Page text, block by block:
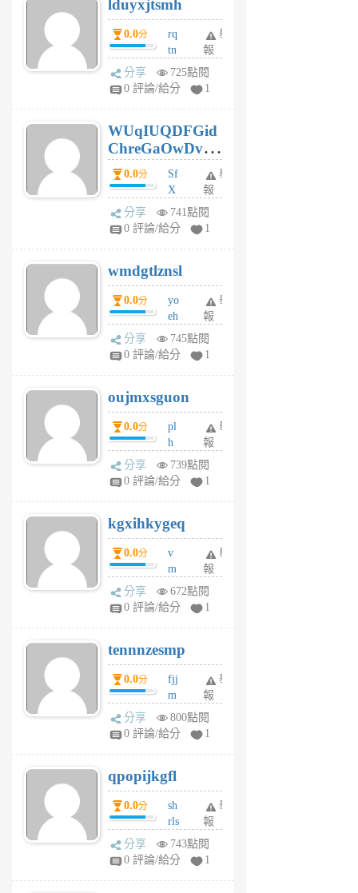
月
前
lduyxjtsmh
0.0分
rq
tn
jt
gl
個
月
前
舉
報
分享
725點閱
0 評論/給分
1
WUqIUQDFGid
ChreGaOwDv
dY0.0分
Sf
X
Pe
Jc
R
P
m
v
A
V
個
月
前
舉
報
分享
741點閱
0 評論/給分
1
wmdgtlznsl
0.0分
yo
eh
ld
gy
個
月
前
舉
報
分享
745點閱
0 評論/給分
1
oujmxsguon
0.0分
pl
h
wi
w
6
個
月
前
舉
報
分享
739點閱
0 評論/給分
1
kgxihkygeq
0.0分
v
m
sg
sr
6
個
月
前
舉
報
分享
672點閱
0 評論/給分
1
tennnzesmp
0.0分
fjj
m
w
rs
6
個
月
前
舉
報
分享
800點閱
0 評論/給分
1
qpopijkgfl
0.0分
sh
rls
k
m
舉
報
分享
743點閱
0 評論/給分
1